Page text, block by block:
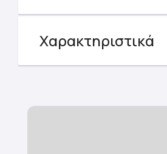
Χαρακτηριστικά